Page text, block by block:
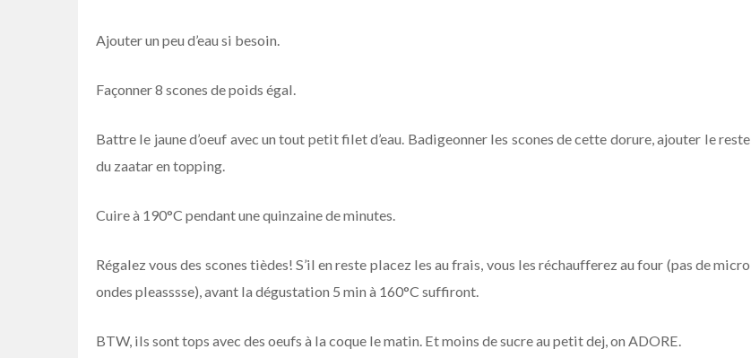
Ajouter un peu d’eau si besoin.
Façonner 8 scones de poids égal.
Battre le jaune d’oeuf avec un tout petit filet d’eau. Badigeonner les scones de cette dorure, ajouter le reste
du zaatar en topping.
Cuire à 190°C pendant une quinzaine de minutes.
Régalez vous des scones tièdes! S’il en reste placez les au frais, vous les réchaufferez au four (pas de micro
ondes pleasssse), avant la dégustation 5 min à 160°C suffiront.
BTW, ils sont tops avec des oeufs à la coque le matin. Et moins de sucre au petit dej, on ADORE.